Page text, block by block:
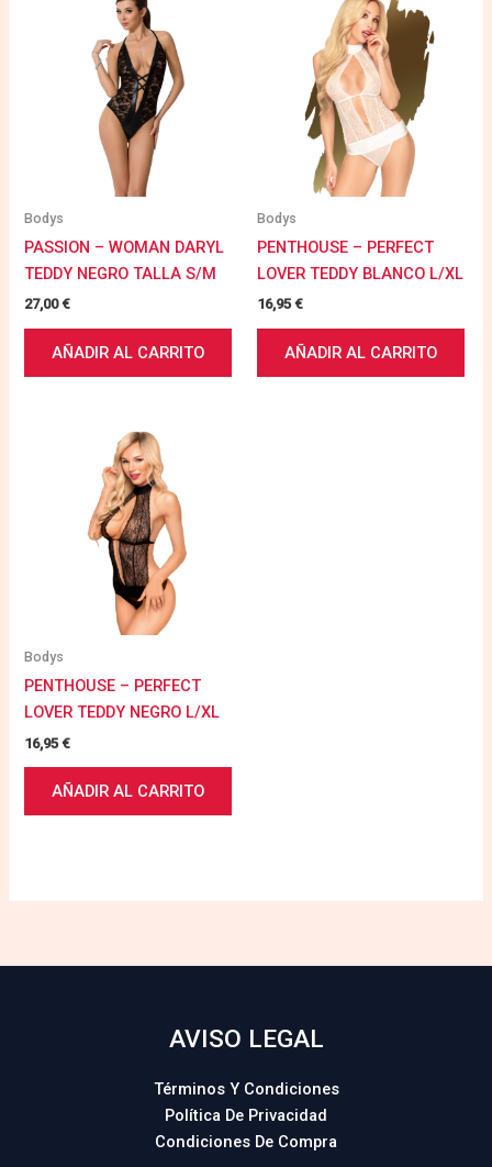
Bodys
PASSION – WOMAN DARYL
TEDDY NEGRO TALLA S/M
27,00€
AÑADIR AL CARRITO
Bodys
PENTHOUSE – PERFECT
LOVER TEDDY BLANCO L/XL
16,95€
AÑADIR AL CARRITO
Bodys
PENTHOUSE – PERFECT
LOVER TEDDY NEGRO L/XL
16,95€
AÑADIR AL CARRITO
AVISO LEGAL
Términos Y Condiciones
Política De Privacidad
Condiciones De Compra